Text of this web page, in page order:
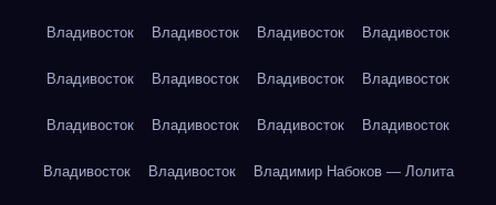
Владивосток Владивосток Владивосток Владивосток
Владивосток Владивосток Владивосток Владивосток
Владивосток Владивосток Владивосток Владивосток
Владивосток Владивосток Владимир Набоков — Лолита